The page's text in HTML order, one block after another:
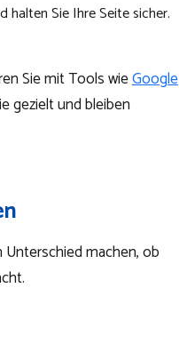
halten Sie Ihre Seite sicher.
Sie mit Tools wieGoogle
gezielt und bleiben
machen, ob